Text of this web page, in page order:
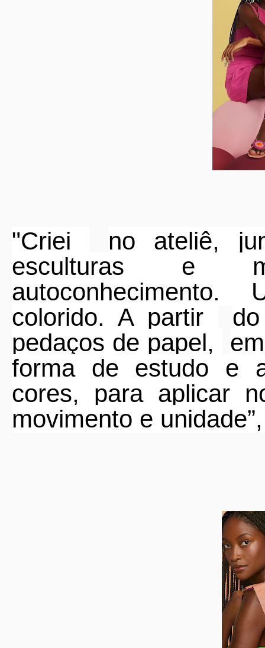
"Criei
no ateliê,
esculturas e
colorido. A partir
pedaços de papel,
forma de estudo e
cores, para aplicar
movimento e